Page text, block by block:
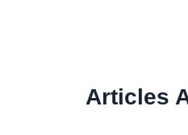
Articles